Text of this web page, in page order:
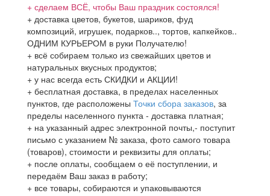
+ сделаем ВСЁ, чтобы Ваш праздник состоялся!
+ доставка цветов, букетов, шариков, фуд
композиций, игрушек, подарков.., тортов, капкейков..
ОДНИМ КУРЬЕРОМ в руки Получателю!
+ всё собираем только из свежайших цветов и
натуральных вкусных продуктов;
+ у нас всегда есть СКИДКИ и АКЦИИ!
+ бесплатная доставка, в пределах населенных
пунктов, где расположены Точки сбора заказов, за
пределы населенного пункта - доставка платная;
+ на указанный адрес электронной почты,- поступит
письмо с указанием № заказа, фото самого товара
(товаров), стоимости и реквизиты для оплаты;
+ после оплаты, сообщаем о её поступлении, и
передаём Ваш заказ в работу;
+ все товары, собираются и упаковываются